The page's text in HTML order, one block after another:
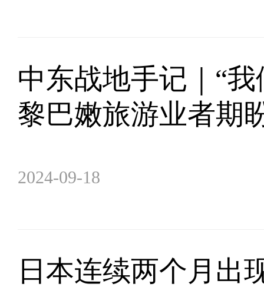
中东战地手记｜“
黎巴嫩旅游业者期
2024-09-18
日本连续两个月出